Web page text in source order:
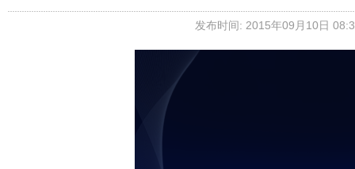
发布时间: 2015年09月10日